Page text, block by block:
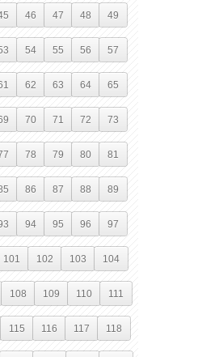
46 47 48 49
54 55 56 57
62 63 64 65
70 71 72 73
78 79 80 81
86 87 88 89
94 95 96 97
101 102 103 104
108 109 110 111
115 116 117 118